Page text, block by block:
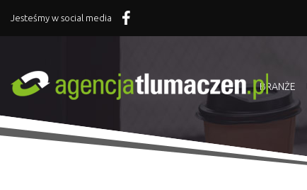
Jesteśmy w social media
BRANŻE